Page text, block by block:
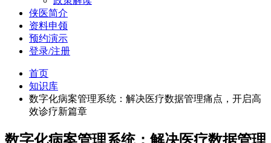
侠医简介
资料申领
预约演示
登录/注册
首页
知识库
数字化病案管理系统：解决医疗数据管理痛点，开启高
效诊疗新篇章
数字化病案管理系统：解决医疗数据管理